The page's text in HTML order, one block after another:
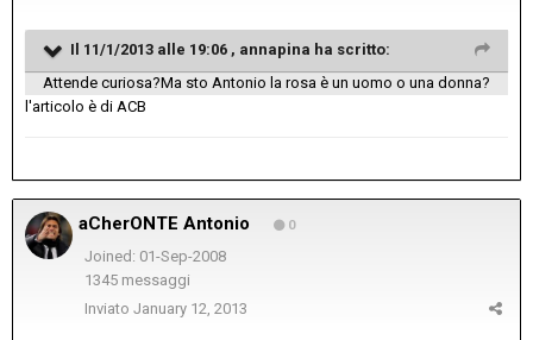
Il 11/1/2013 alle 19:06 , annapina ha scritto:
Attende curiosa?Ma sto Antonio la rosa è un uomo o una donna?
l'articolo è di ACB
aCherONTE Antonio 0
Joined: 01-Sep-2008
1345 messaggi
Inviato January 12, 2013